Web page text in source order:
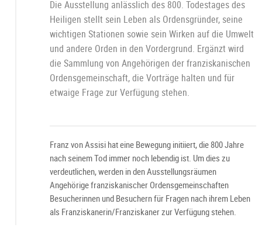
Die Ausstellung anlässlich des 800. Todestages des
Heiligen stellt sein Leben als Ordensgründer, seine
wichtigen Stationen sowie sein Wirken auf die Umwelt
und andere Orden in den Vordergrund. Ergänzt wird
die Sammlung von Angehörigen der franziskanischen
Ordensgemeinschaft, die Vorträge halten und für
etwaige Frage zur Verfügung stehen.
Franz von Assisi hat eine Bewegung initiiert, die 800 Jahre
nach seinem Tod immer noch lebendig ist. Um dies zu
verdeutlichen, werden in den Ausstellungsräumen
Angehörige franziskanischer Ordensgemeinschaften
Besucherinnen und Besuchern für Fragen nach ihrem Leben
als Franziskanerin/Franziskaner zur Verfügung stehen.